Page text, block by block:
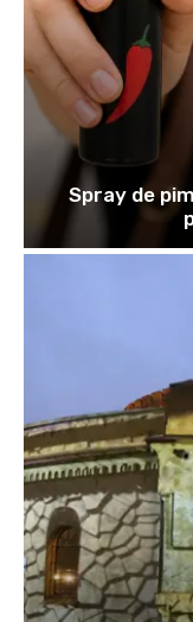
Spray de